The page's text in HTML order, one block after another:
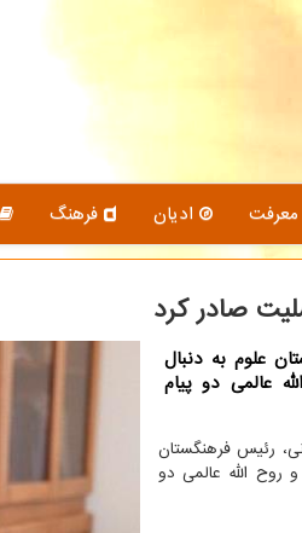
معرفت ادیان فرهنگ
صادر كرد
علوم به دنبال
عالمی دو پیام
رئیس فرهنگستان
روح الله عالمی دو